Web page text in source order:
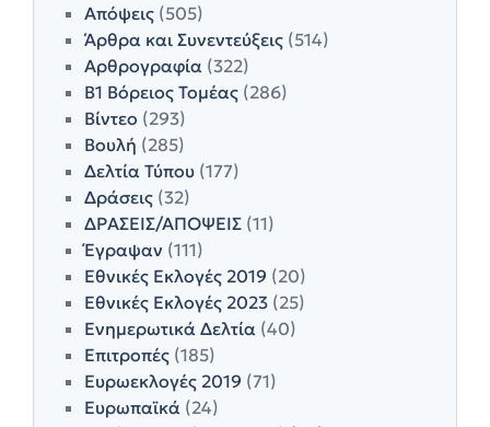
Απόψεις (505)
Άρθρα και Συνεντεύξεις (514)
Αρθρογραφία (322)
Β1 Βόρειος Τομέας (286)
Βίντεο (293)
Βουλή (285)
Δελτία Τύπου (177)
Δράσεις (32)
ΔΡΑΣΕΙΣ/ΑΠΟΨΕΙΣ (11)
Έγραψαν (111)
Εθνικές Εκλογές 2019 (20)
Εθνικές Εκλογές 2023 (25)
Ενημερωτικά Δελτία (40)
Επιτροπές (185)
Ευρωεκλογές 2019 (71)
Ευρωπαϊκά (24)